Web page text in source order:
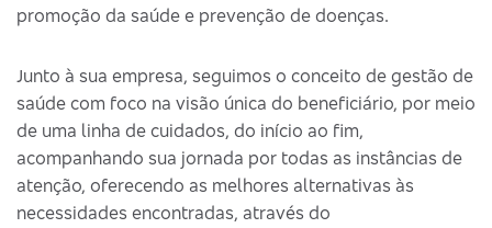
promoção da saúde e prevenção de doenças.
Junto à sua empresa, seguimos o conceito de gestão de
saúde com foco na visão única do beneficiário, por meio
de uma linha de cuidados, do início ao fim,
acompanhando sua jornada por todas as instâncias de
atenção, oferecendo as melhores alternativas às
necessidades encontradas, através do